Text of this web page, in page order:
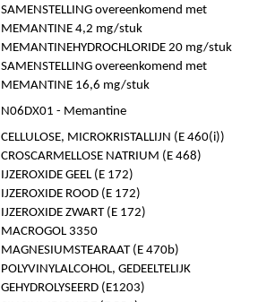
SAMENSTELLING overeenkomend met
MEMANTINE 4,2 mg/stuk
MEMANTINEHYDROCHLORIDE 20 mg/stuk
SAMENSTELLING overeenkomend met
MEMANTINE 16,6 mg/stuk
N06DX01 - Memantine
CELLULOSE, MICROKRISTALLIJN (E 460(i))
CROSCARMELLOSE NATRIUM (E 468)
IJZEROXIDE GEEL (E 172)
IJZEROXIDE ROOD (E 172)
IJZEROXIDE ZWART (E 172)
MACROGOL 3350
MAGNESIUMSTEARAAT (E 470b)
POLYVINYLALCOHOL, GEDEELTELIJK
GEHYDROLYSEERD (E1203)